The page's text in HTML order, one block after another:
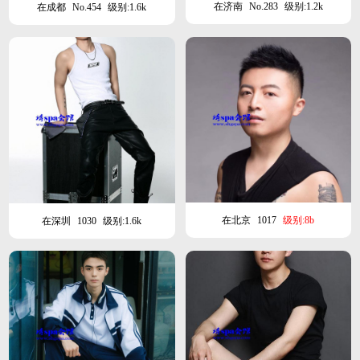
在成都 No.454 级别:1.6k 在济南 No.283 级别:1.2k
在深圳 1030 级别:1.6k 在北京 1017 级别:8b